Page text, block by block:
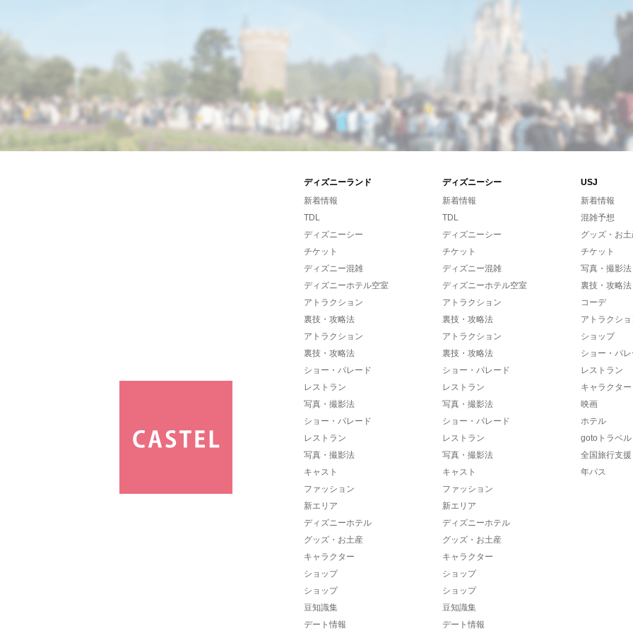
ディズニーランド ディズニーシー
USJ
新着情報
TDL
ディズニーシー
チケット
ディズニー混雑
ディズニーホテル空室
アトラクション
裏技・攻略法
アトラクション
裏技・攻略法
ショー・パレード
レストラン
写真・撮影法
ショー・パレード
レストラン
写真・撮影法
キャスト
ファッション
新エリア
ディズニーホテル
グッズ・お土産
キャラクター
ショップ
ショップ
豆知識集
デート情報
新着情報
TDL
ディズニーシー
チケット
ディズニー混雑
ディズニーホテル空室
アトラクション
裏技・攻略法
アトラクション
裏技・攻略法
ショー・パレード
レストラン
写真・撮影法
ショー・パレード
レストラン
写真・撮影法
キャスト
ファッション
新エリア
ディズニーホテル
グッズ・お土産
キャラクター
ショップ
ショップ
豆知識集
デート情報
新着情報
混雑予想
グッズ・お
チケット
写真・撮影法
裏技・攻略法
コーデ
アトラクシ
ショップ
ショー・パ
レストラン
キャラクター
映画
ホテル
gotoトラベル
全国旅行支援
年パス